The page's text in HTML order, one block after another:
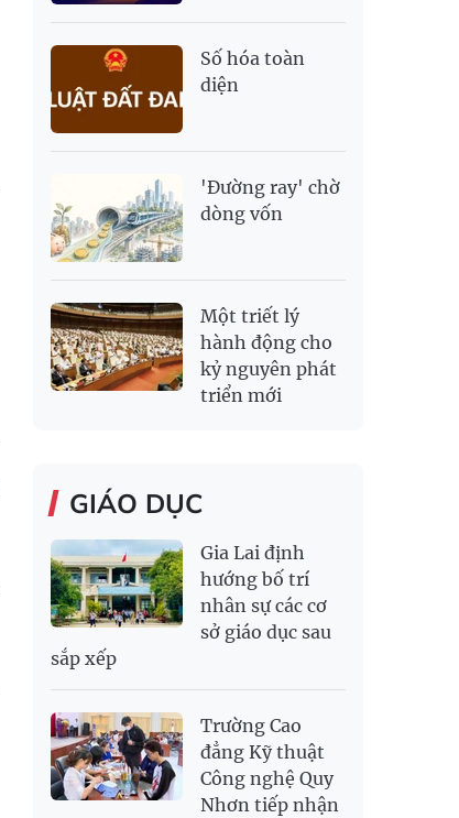
Số hóa toàn
diện
'Đường ray' chờ
dòng vốn
Một triết lý
hành động cho
kỷ nguyên phát
triển mới
GIÁO DỤC
Gia Lai định
hướng bố trí
nhân sự các cơ
sở giáo dục sau
sắp xếp
Trường Cao
đẳng Kỹ thuật
Công nghệ Quy
Nhơn tiếp nhận